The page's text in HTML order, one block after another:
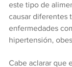
este tipo de
causar diferentes
enfermedades
hipertensión,
Cabe aclarar que